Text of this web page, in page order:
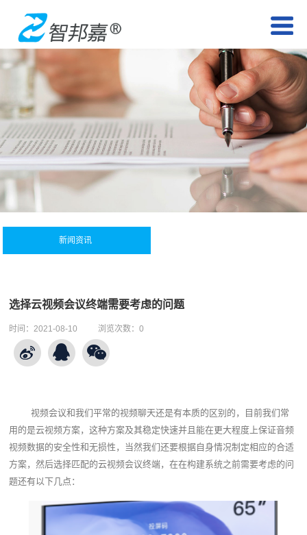
新闻资讯
选择云视频会议终端需要考虑的问题
时间： 2021-08-10 浏览次数：0
视频会议和我们平常的视频聊天还是有本质的区别的，目前我们常
用的是云视频方案，这种方案及其稳定快速并且能在更大程度上保证音频
视频数据的安全性和无损性，当然我们还要根据自身情况制定相应的合适
方案，然后选择匹配的云视频会议终端‍，在在构建系统之前需要考虑的问
题还有以下几点：